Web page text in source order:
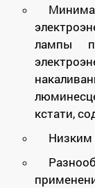
лампы
кстати,
Низким